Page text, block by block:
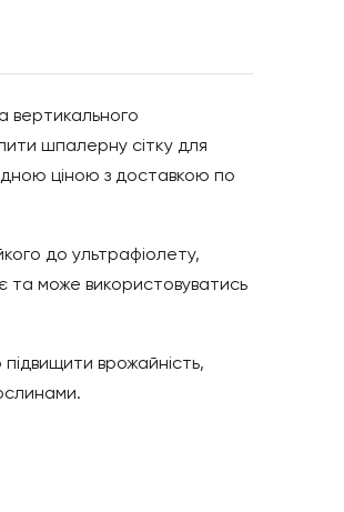
вертикального
шпалерну сітку для
ціною з доставкою по
до ультрафіолету,
та може використовуватись
врожайність,